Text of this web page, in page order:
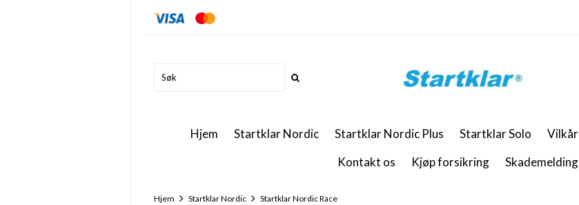
Hjem Startklar Nordic Startklar Nordic Plus Startklar Solo Vilkår
Kontakt os
Kjøp forsikring Skademelding
Hjem Startklar Nordic Startklar Nordic Race